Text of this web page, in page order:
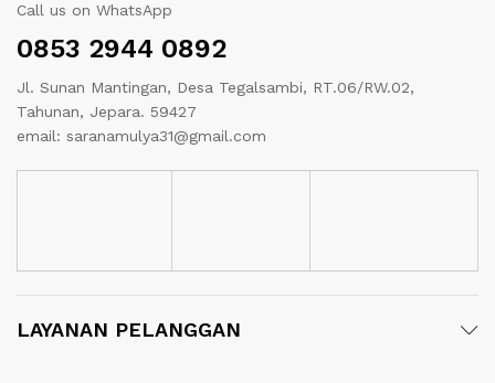
Call us on WhatsApp
0853 2944 0892
Jl. Sunan Mantingan, Desa Tegalsambi, RT.06/RW.02,
Tahunan, Jepara. 59427
email: saranamulya31@gmail.com
LAYANAN PELANGGAN